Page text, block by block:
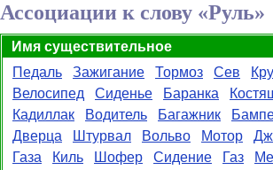
Ассоциации к слову «Руль»
Имя существительное
Педаль
Зажигание Тормоз Сев
Велосипед
Сиденье Баранка
Кадиллак
Водитель Багажник
Дверца
Штурвал Вольво Мотор
Газа
Киль Шофер Сидение Газ